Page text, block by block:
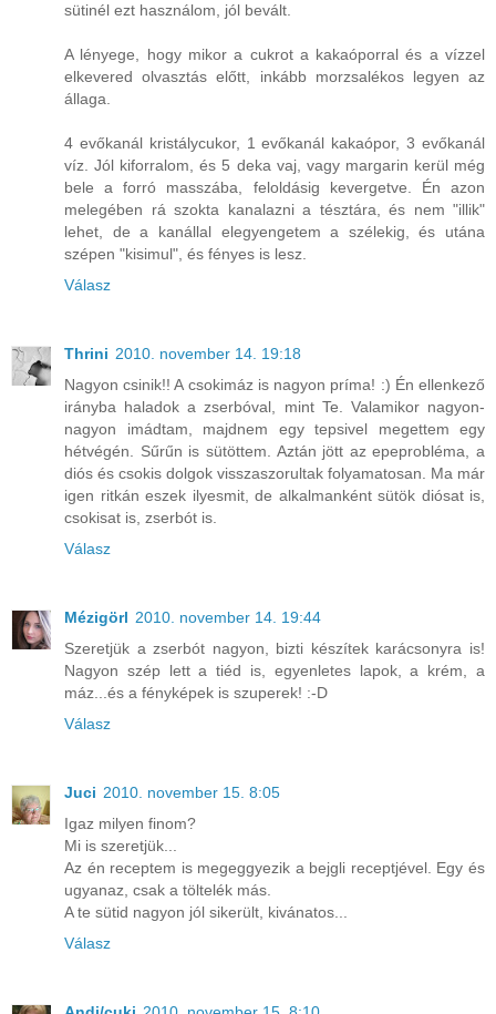
sütinél ezt használom, jól bevált.
A lényege, hogy mikor a cukrot a kakaóporral és a vízzel
elkevered olvasztás előtt, inkább morzsalékos legyen az
állaga.
4 evőkanál kristálycukor, 1 evőkanál kakaópor, 3 evőkanál
víz. Jól kiforralom, és 5 deka vaj, vagy margarin kerül még
bele a forró masszába, feloldásig kevergetve. Én azon
melegében rá szokta kanalazni a tésztára, és nem "illik"
lehet, de a kanállal elegyengetem a szélekig, és utána
szépen "kisimul", és fényes is lesz.
Válasz
Thrini 2010. november 14. 19:18
Nagyon csinik!! A csokimáz is nagyon príma! :) Én ellenkező
irányba haladok a zserbóval, mint Te. Valamikor nagyon-
nagyon imádtam, majdnem egy tepsivel megettem egy
hétvégén. Sűrűn is sütöttem. Aztán jött az epeprobléma, a
diós és csokis dolgok visszaszorultak folyamatosan. Ma már
igen ritkán eszek ilyesmit, de alkalmanként sütök diósat is,
csokisat is, zserbót is.
Válasz
Mézigörl 2010. november 14. 19:44
Szeretjük a zserbót nagyon, bizti készítek karácsonyra is!
Nagyon szép lett a tiéd is, egyenletes lapok, a krém, a
máz...és a fényképek is szuperek! :-D
Válasz
Juci 2010. november 15. 8:05
Igaz milyen finom?
Mi is szeretjük...
Az én receptem is megeggyezik a bejgli receptjével. Egy és
ugyanaz, csak a töltelék más.
A te sütid nagyon jól sikerült, kivánatos...
Válasz